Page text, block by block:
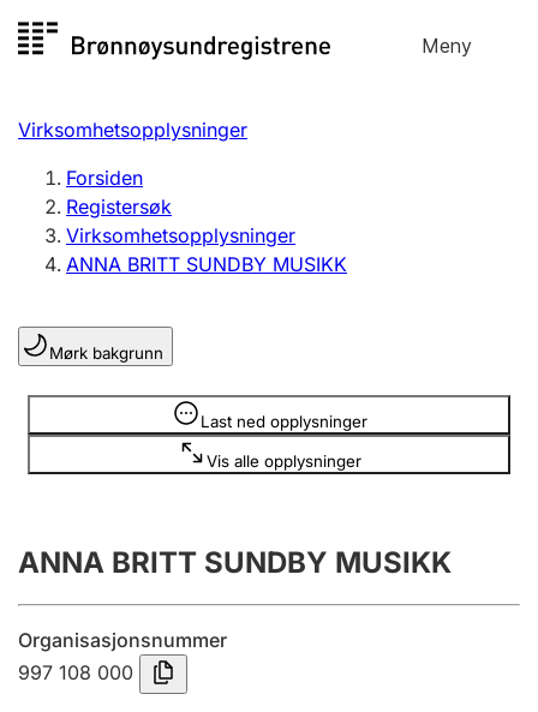
til
Meny
Registersøk
Aksjeselskap
Enkeltpersonforetak
Registrere, endre, slette
Lag og forening
Registrere, endre, slette
Innsending og forsinkelsesgebyr
Tinglysing
Virksomhetsopplysninger
Forsiden
Registersøk
Virksomhetsopplysninger
ANNA BRITT SUNDBY MUSIKK
Mørk bakgrunn
Last ned opplysninger
Vis alle opplysninger
Opplysninger er skjult
ANNA BRITT SUNDBY MUSIKK
Organisasjonsnummer
997 108 000